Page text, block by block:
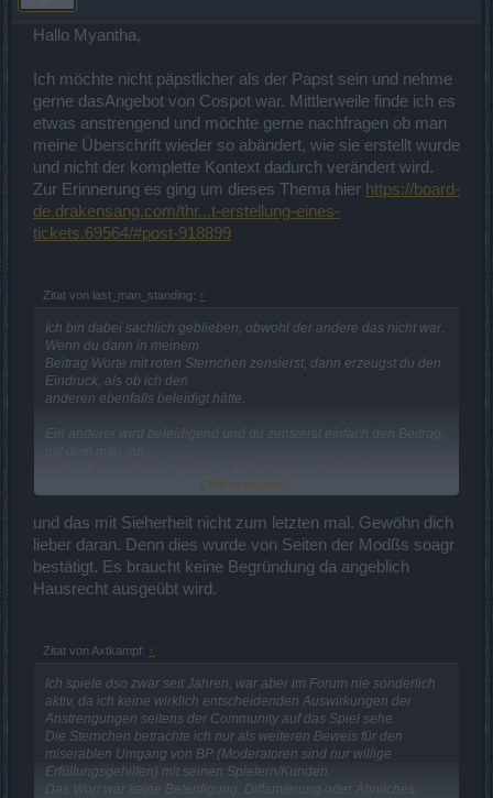
Hallo Myantha,
Ich möchte nicht päpstlicher als der Papst sein und nehme
gerne dasAngebot von Cospot war. Mittlerweile finde ich es
etwas anstrengend und möchte gerne nachfragen ob man
meine Überschrift wieder so abändert, wie sie erstellt wurde
und nicht der komplette Kontext dadurch verändert wird.
Zur Erinnerung es ging um dieses Thema hier https://board-
de.drakensang.com/thr...t-erstellung-eines-
tickets.69564/#post-918899
Zitat von last_man_standing: ↑
Ich bin dabei sachlich geblieben, obwohl der andere das nicht war.
Wenn du dann in meinem
Beitrag Worte mit roten Sternchen zensierst, dann erzeugst du den
Eindruck, als ob ich den
anderen ebenfalls beleidigt hätte.
Ein anderer wird beleidigend und du zensierst einfach den Beitrag,
Sowas geht gar nicht. Die Regeln im Forum sind auch für die Mods
verbindlich,
Mitgliedern. Nur weil ihr Mods
zensieren könnt, heisst das nicht, dass ihr auch einfach wild
Und du hast hier willkürlich zensiert, das ist nicht akzeptabel.
Click to expand...
und das mit Sieherheit nicht zum letzten mal. Gewöhn dich
lieber daran. Denn dies wurde von Seiten der Modßs soagr
bestätigt. Es braucht keine Begründung da angeblich
Hausrecht ausgeübt wird.
Zitat von Axtkampf: ↑
Ich spiele dso zwar seit Jahren, war aber im Forum nie sonderlich
aktiv, da ich keine wirklich entscheidenden Auswirkungen der
Anstrengungen seitens der Community auf das Spiel sehe.
Die Sternchen betrachte ich nur als weiteren Beweis für den
miserablen Umgang von BP (Moderatoren sind nur willige
Erfüllungsgehilfen) mit seinen Spielern/Kunden.
Das Wort war keine Beleidigung, Diffamierung oder Ähnliches;